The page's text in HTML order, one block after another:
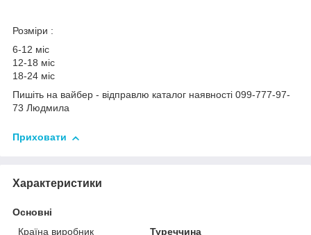
Розміри :
6-12 міс
12-18 міс
18-24 міс
Пишіть на вайбер - відправлю каталог наявності 099-777-97-
73 Людмила
Приховати
Характеристики
Основні
Країна виробник
Туреччина